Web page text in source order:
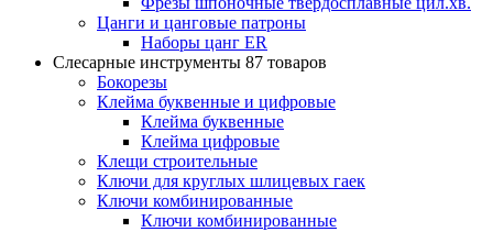
Цанги и цанговые патроны
Наборы цанг ER
Слесарные инструменты 87 товаров
Бокорезы
Клейма буквенные и цифровые
Клейма буквенные
Клейма цифровые
Клещи строительные
Ключи для круглых шлицевых гаек
Ключи комбинированные
Ключи комбинированные